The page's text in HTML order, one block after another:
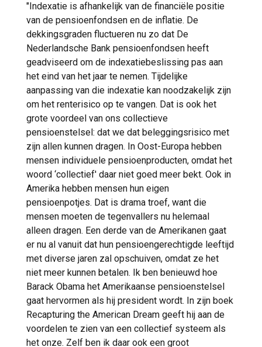
"Indexatie is afhankelijk van de financiële positie
van de pensioenfondsen en de inflatie. De
dekkingsgraden fluctueren nu zo dat De
Nederlandsche Bank pensioenfondsen heeft
geadviseerd om de indexatiebeslissing pas aan
het eind van het jaar te nemen. Tijdelijke
aanpassing van die indexatie kan noodzakelijk zijn
om het renterisico op te vangen. Dat is ook het
grote voordeel van ons collectieve
pensioenstelsel: dat we dat beleggingsrisico met
zijn allen kunnen dragen. In Oost-Europa hebben
mensen individuele pensioenproducten, omdat het
woord ‘collectief' daar niet goed meer bekt. Ook in
Amerika hebben mensen hun eigen
pensioenpotjes. Dat is drama troef, want die
mensen moeten de tegenvallers nu helemaal
alleen dragen. Een derde van de Amerikanen gaat
er nu al vanuit dat hun pensioengerechtigde leeftijd
met diverse jaren zal opschuiven, omdat ze het
niet meer kunnen betalen. Ik ben benieuwd hoe
Barack Obama het Amerikaanse pensioenstelsel
gaat hervormen als hij president wordt. In zijn boek
Recapturing the American Dream geeft hij aan de
voordelen te zien van een collectief systeem als
het onze. Zelf ben ik daar ook een groot